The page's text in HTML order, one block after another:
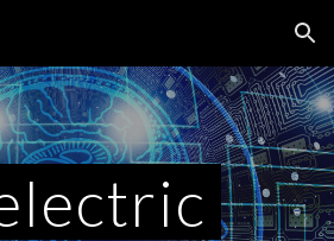
Skip to navigation